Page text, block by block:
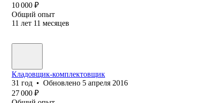
10 000 ₽
Общий опыт
11 лет 11 месяцев
Кладовщик-комплектовщик
31 год • Обновлено 5 апреля 2016
27 000 ₽